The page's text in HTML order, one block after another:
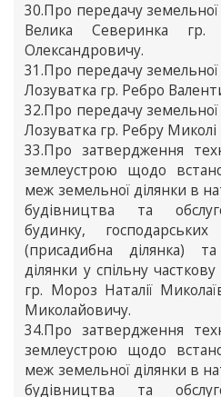
30.Про передачу земельної
Велика Северинка гр.
Олександровичу.
31.Про передачу земельної
Лозуватка гр. Ребро
32.Про передачу земельної
Лозуватка гр. Ребру
33.Про затвердження
землеустрою щодо
меж земельної ділянки в
будівництва та
будинку,
(присадибна ділянка)
ділянки у спільну
гр. Мороз Наталії
Миколайовичу.
34.Про затвердження
землеустрою щодо
меж земельної ділянки в
будівництва та